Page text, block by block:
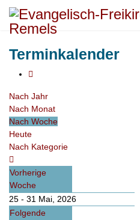
Terminkalender
Nach Jahr
Nach Monat
Nach Woche
Heute
Nach Kategorie
Vorherige
Woche
25 - 31 Mai, 2026
Folgende